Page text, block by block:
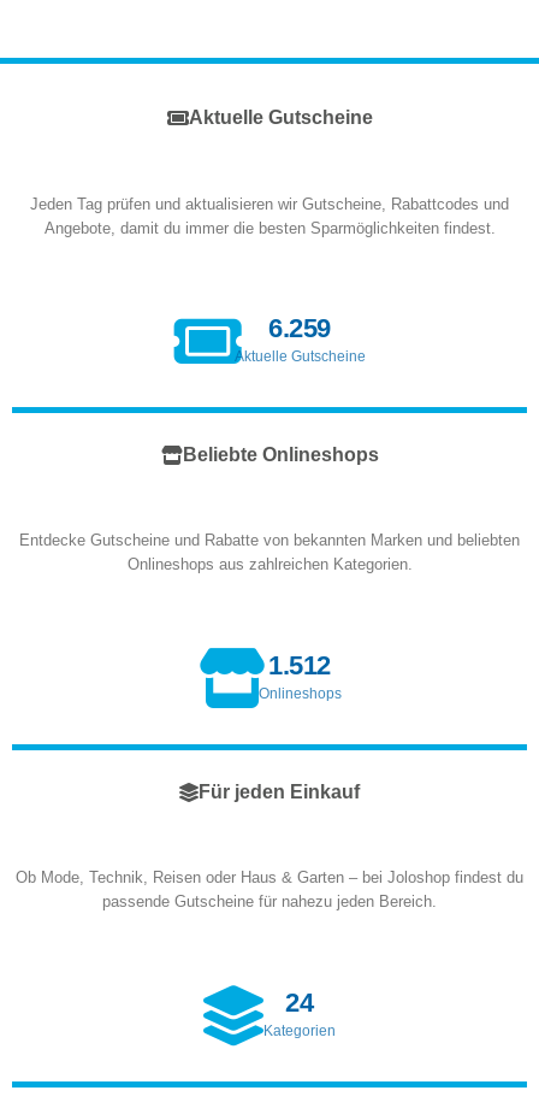
Aktuelle Gutscheine
Jeden Tag prüfen und aktualisieren wir Gutscheine, Rabattcodes und
Angebote, damit du immer die besten Sparmöglichkeiten findest.
6.259
Aktuelle Gutscheine
Beliebte Onlineshops
Entdecke Gutscheine und Rabatte von bekannten Marken und beliebten
Onlineshops aus zahlreichen Kategorien.
1.512
Onlineshops
Für jeden Einkauf
Ob Mode, Technik, Reisen oder Haus & Garten – bei Joloshop findest du
passende Gutscheine für nahezu jeden Bereich.
24
Kategorien